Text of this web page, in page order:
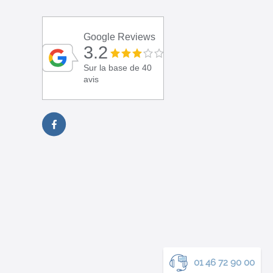
01 46 72 90 00
Google Reviews
3.2
Sur la base de 40
avis